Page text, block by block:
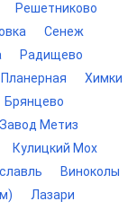
Решетниково
Сенеж
Радищево
Планерная
Химки
Брянцево
Завод Метиз
Кулицкий Мох
Виноколы
Лазари